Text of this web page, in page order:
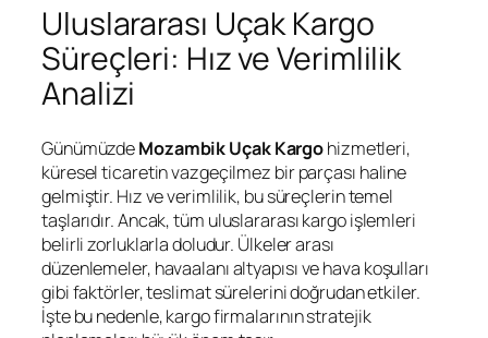
Uluslararası Uçak Kargo
Süreçleri: Hız ve Verimlilik
Analizi
GünümüzdeMozambik Uçak Kargohizmetleri,
küresel ticaretin vazgeçilmez bir parçası haline
gelmiştir. Hız ve verimlilik, bu süreçlerin temel
taşlarıdır. Ancak, tüm uluslararası kargo işlemleri
belirli zorluklarla doludur. Ülkeler arası
düzenlemeler, havaalanı altyapısı ve hava koşulları
gibi faktörler, teslimat sürelerini doğrudan etkiler.
İşte bu nedenle, kargo firmalarının stratejik